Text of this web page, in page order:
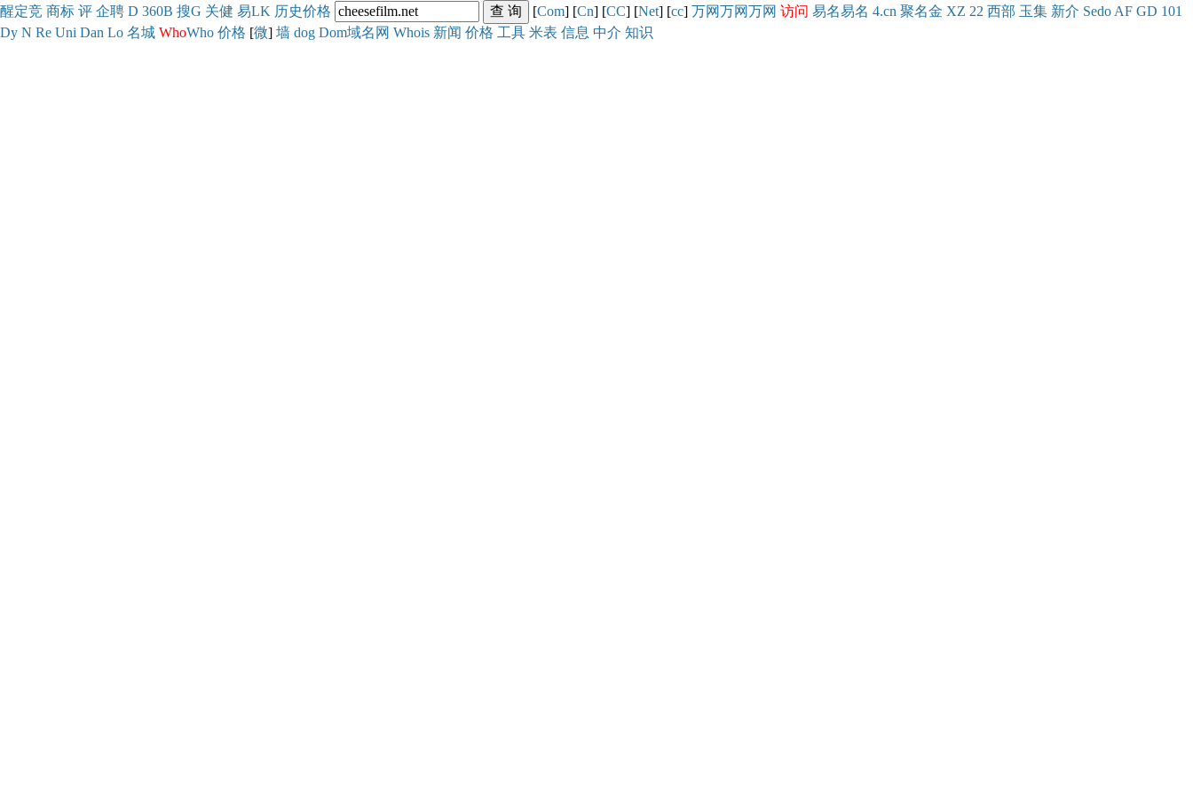
醒定竞 商标 评 企聘 D 360B 搜G 关健 易LK 历史价格 [Com] [Cn] [CC] [Net] [cc] 万网万网万网 访问 易名易名 4.cn 聚名金 XZ 22 西部 玉集 新介 Sedo AF GD 101
Dy N Re Uni Dan Lo 名城 WhoWho 价格 [微] 墙 dog Dom域名网 Whois 新闻 价格 工具 米表 信息 中介 知识